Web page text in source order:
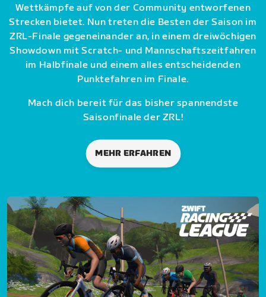
Wettkämpfe auf von der Community entworfenen
Strecken bietet. Nun treten die Besten der Saison im
ZRL-Finale gegeneinander an, in einem dreiwöchigen
Showdown mit Scratch- und Mannschaftszeitfahren
im Halbfinale und einem alles entscheidenden
Punktefahren im Finale.
Mach dich bereit für das bisher spannendste
Saisonfinale der ZRL!
MEHR ERFAHREN